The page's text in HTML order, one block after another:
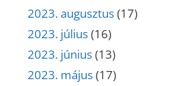
2023. augusztus(17)
2023. július(16)
2023. június(13)
2023. május(17)